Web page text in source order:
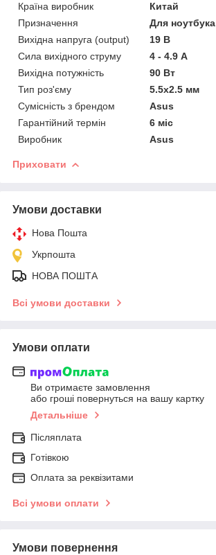
Країна виробник
Китай
Призначення
Для ноутбука
Вихідна напруга (output)
19 В
Сила вихідного струму
4 - 4.9 А
Вихідна потужність
90 Вт
Тип роз'єму
5.5x2.5 мм
Сумісність з брендом
Asus
Гарантійний термін
6 міс
Виробник
Asus
Приховати
Умови доставки
Нова Пошта
Укрпошта
НОВА ПОШТА
Всі умови доставки
Умови оплати
Ви отримаєте замовлення
або гроші повернуться на вашу картку
Детальніше
Післяплата
Готівкою
Оплата за реквізитами
Всі умови оплати
Умови повернення